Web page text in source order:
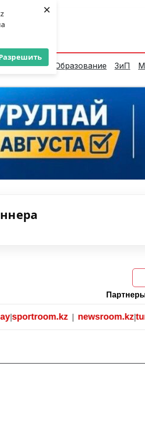
×
Аналитика Образование ЗиП
sportroom.kz|newsroom.kz|